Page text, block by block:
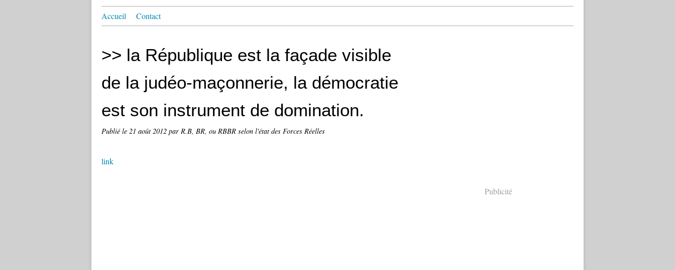
Accueil Contact
>> la République est la façade visible
de la judéo-maçonnerie, la démocratie
est son instrument de domination.
Publié le 21 août 2012 par R.B, BR, ou RBBR selon l'état des Forces Réelles
link
Publicité